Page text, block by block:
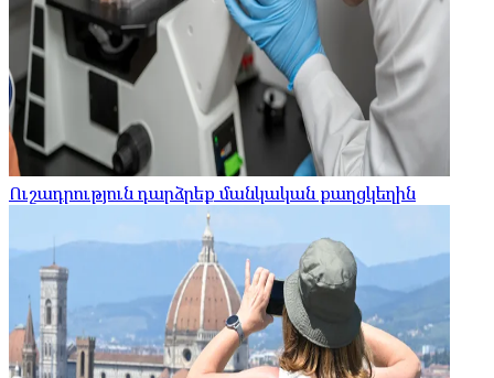
Ուշադրություն դարձրեք մանկական քաղցկեղին